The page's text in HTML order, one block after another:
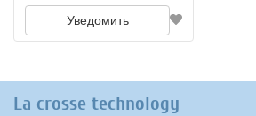
Уведомить
La crosse technology